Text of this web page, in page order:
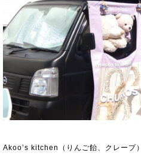
Akoo’s kitchen（りんご飴、クレープ）